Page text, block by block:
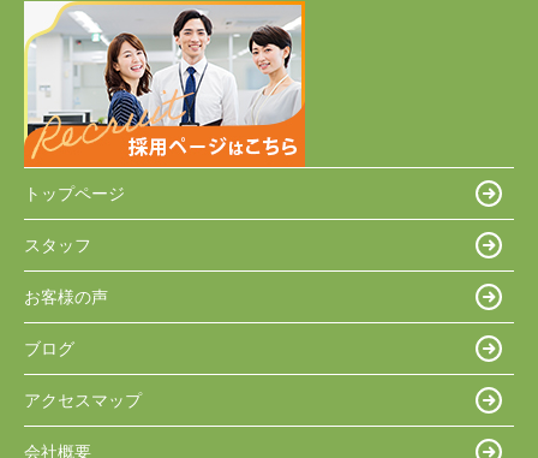
トップページ
スタッフ
お客様の声
ブログ
アクセスマップ
会社概要